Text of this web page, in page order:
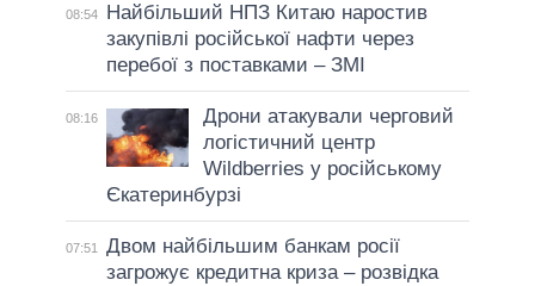
08:54
Найбільший НПЗ Китаю наростив
закупівлі російської нафти через
перебої з поставками – ЗМІ
08:16
Дрони атакували черговий
логістичний центр
Wildberries у російському
Єкатеринбурзі
07:51
Двом найбільшим банкам росії
загрожує кредитна криза – розвідка